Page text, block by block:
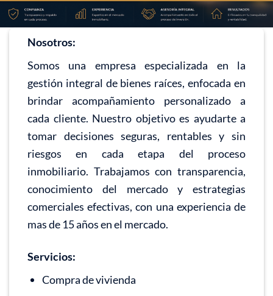
Nosotros:
Somos una empresa especializada en la
gestión integral de bienes raíces, enfocada en
brindar acompañamiento personalizado a
cada cliente. Nuestro objetivo es ayudarte a
tomar decisiones seguras, rentables y sin
riesgos en cada etapa del proceso
inmobiliario. Trabajamos con transparencia,
conocimiento del mercado y estrategias
comerciales efectivas, con una experiencia de
mas de 15 años en el mercado.
Servicios:
Compra de vivienda